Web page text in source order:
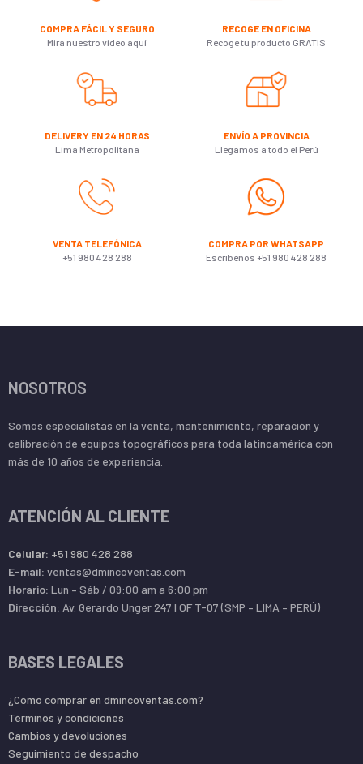
COMPRA FÁCIL Y SEGURO
Mira nuestro video aquí
RECOGE EN OFICINA
Recoge tu producto GRATIS
DELIVERY EN 24 HORAS
Lima Metropolitana
ENVÍO A PROVINCIA
Llegamos a todo el Perú
VENTA TELEFÓNICA
+51 980 428 288
COMPRA POR WHATSAPP
Escribenos +51 980 428 288
NOSOTROS
Somos especialistas en la venta, mantenimiento, reparación y
calibración de equipos topográficos para toda latinoamérica con
más de 10 años de experiencia.
ATENCIÓN AL CLIENTE
Celular: +51 980 428 288
E-mail: ventas@dmincoventas.com
Horario: Lun – Sáb / 09:00 am a 6:00 pm
Dirección: Av. Gerardo Unger 247 l OF T-07 (SMP – LIMA – PERÚ)
BASES LEGALES
¿Cómo comprar en dmincoventas.com?
Términos y condiciones
Cambios y devoluciones
Seguimiento de despacho